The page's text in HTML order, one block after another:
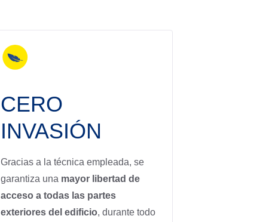
CERO
INVASIÓN
Gracias a la técnica empleada, se
garantiza una mayor libertad de
acceso a todas las partes
exteriores del edificio, durante todo